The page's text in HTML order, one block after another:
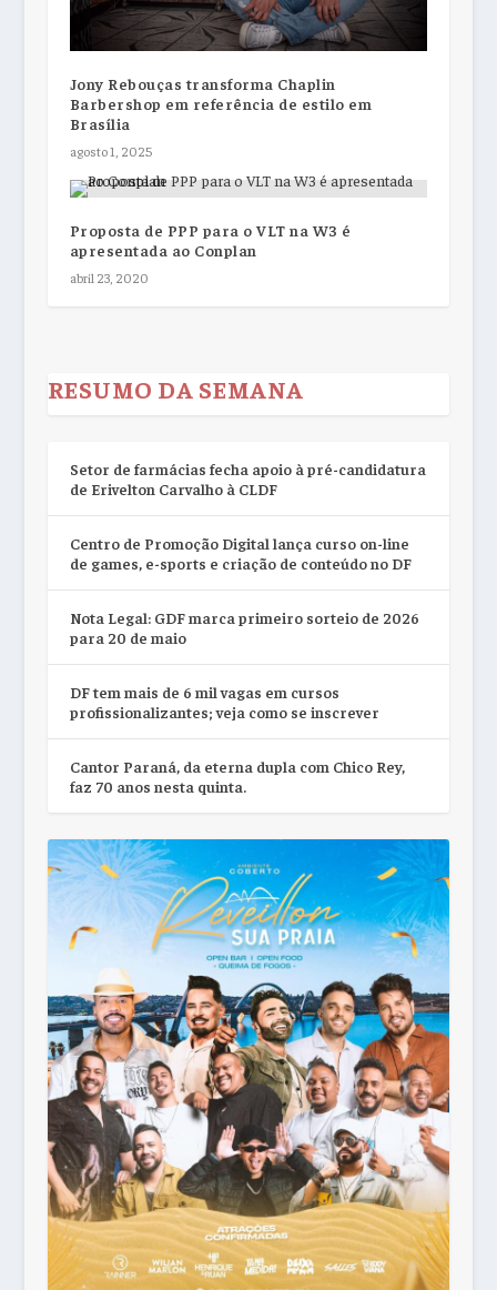
Jony Rebouças transforma Chaplin
Barbershop em referência de estilo em
Brasília
agosto 1, 2025
Proposta de PPP para o VLT na W3 é
apresentada ao Conplan
abril 23, 2020
RESUMO DA SEMANA
Setor de farmácias fecha apoio à pré-candidatura
de Erivelton Carvalho à CLDF
Centro de Promoção Digital lança curso on-line
de games, e-sports e criação de conteúdo no DF
Nota Legal: GDF marca primeiro sorteio de 2026
para 20 de maio
DF tem mais de 6 mil vagas em cursos
profissionalizantes; veja como se inscrever
Cantor Paraná, da eterna dupla com Chico Rey,
faz 70 anos nesta quinta.